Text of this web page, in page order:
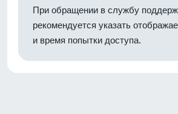
При обращении в службу
рекомендуется указать
и время попытки доступа.